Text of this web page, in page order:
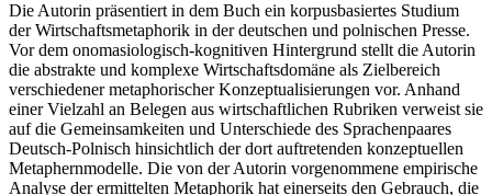
Die Autorin präsentiert in dem Buch ein korpusbasiertes Studium
der Wirtschaftsmetaphorik in der deutschen und polnischen Presse.
Vor dem onomasiologisch-kognitiven Hintergrund stellt die Autorin
die abstrakte und komplexe Wirtschaftsdomäne als Zielbereich
verschiedener metaphorischer Konzeptualisierungen vor. Anhand
einer Vielzahl an Belegen aus wirtschaftlichen Rubriken verweist sie
auf die Gemeinsamkeiten und Unterschiede des Sprachenpaares
Deutsch-Polnisch hinsichtlich der dort auftretenden konzeptuellen
Metaphernmodelle. Die von der Autorin vorgenommene empirische
Analyse der ermittelten Metaphorik hat einerseits den Gebrauch, die